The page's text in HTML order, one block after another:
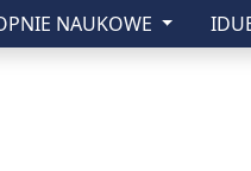
NAUKOWE
w Lublinie